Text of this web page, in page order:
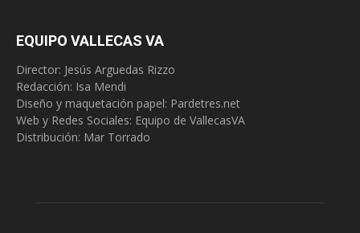
EQUIPO VALLECAS VA
Director: Jesús Arguedas Rizzo
Redacción: Isa Mendi
Diseño y maquetación papel: Pardetres.net
Web y Redes Sociales: Equipo de VallecasVA
Distribución: Mar Torrado